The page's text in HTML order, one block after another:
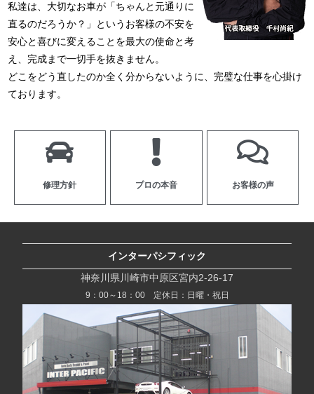
私達は、大切なお車が「ちゃんと元通りに
直るのだろうか？」というお客様の不安を
安心と喜びに変えることを最大の使命と考
え、完成まで一切手を抜きません。
どこをどう直したのか全く分からないように、完璧な仕事を心掛け
ております。
修理方針 プロの本音 お客様の声
インターパシフィック
神奈川県川崎市中原区宮内2-26-17
9：00～18：00 定休日：日曜・祝日